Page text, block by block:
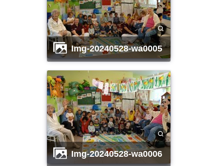
img-20240528-wa0005
img-20240528-wa0006